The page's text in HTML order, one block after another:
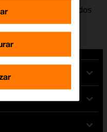
se desactivan todos